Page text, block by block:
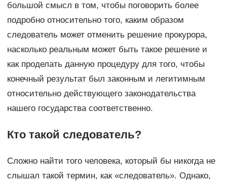
большой смысл в том, чтобы поговорить более
подробно относительно того, каким образом
следователь может отменить решение прокурора,
насколько реальным может быть такое решение и
как проделать данную процедуру для того, чтобы
конечный результат был законным и легитимным
относительно действующего законодательства
нашего государства соответственно.
Кто такой следователь?
Сложно найти того человека, который бы никогда не
слышал такой термин, как «следователь». Однако,